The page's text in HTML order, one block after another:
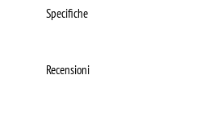
Specifiche
Recensioni